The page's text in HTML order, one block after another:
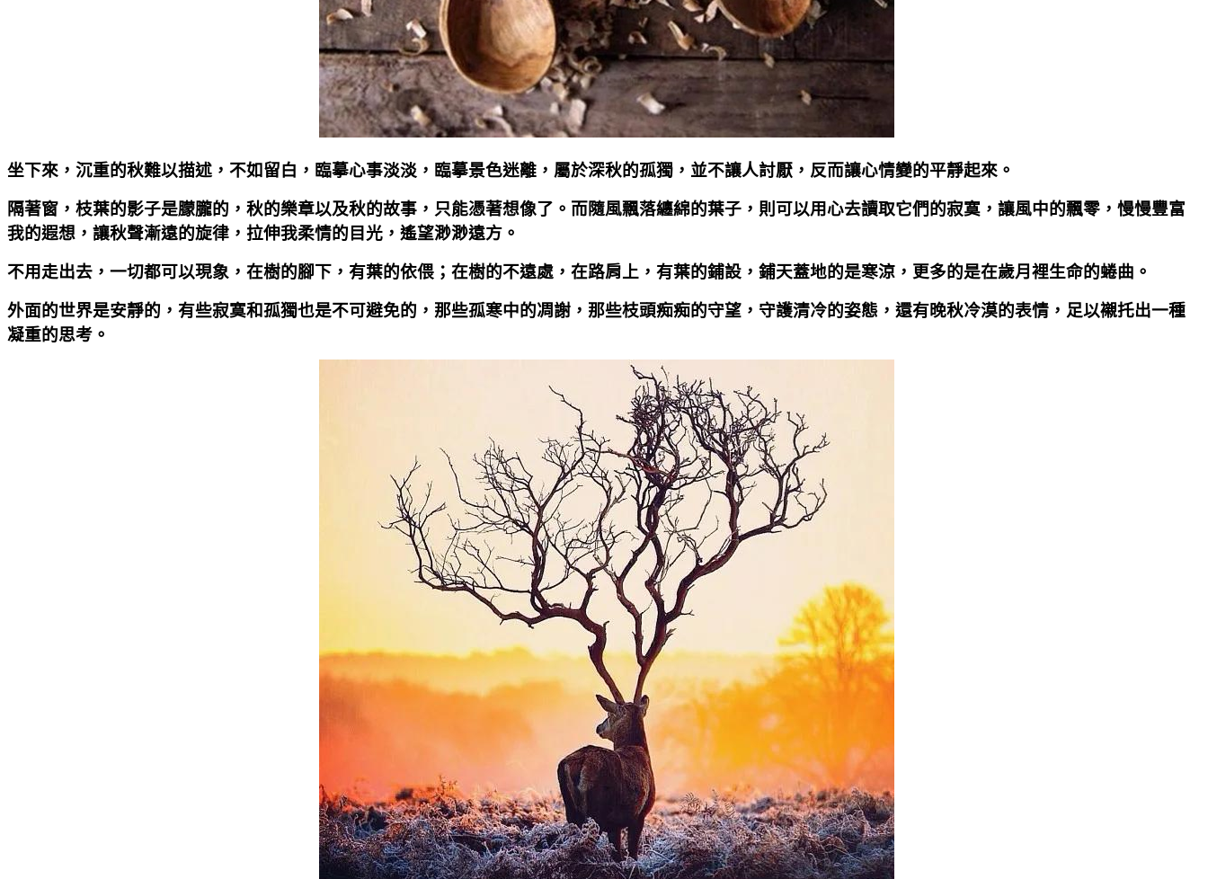
坐下來，沉重的秋難以描述，不如留白，臨摹心事淡淡，臨摹景色迷離，屬於深秋的孤獨，並不讓人討厭，反而讓心情變的平靜起來。
隔著窗，枝葉的影子是朦朧的，秋的樂章以及秋的故事，只能憑著想像了。而隨風飄落纏綿的葉子，則可以用心去讀取它們的寂寞，讓風中的飄零，慢慢豐富
我的遐想，讓秋聲漸遠的旋律，拉伸我柔情的目光，遙望渺渺遠方。
不用走出去，一切都可以現象，在樹的腳下，有葉的依偎；在樹的不遠處，在路肩上，有葉的鋪設，鋪天蓋地的是寒涼，更多的是在歲月裡生命的蜷曲。
外面的世界是安靜的，有些寂寞和孤獨也是不可避免的，那些孤寒中的凋謝，那些枝頭痴痴的守望，守護清冷的姿態，還有晚秋冷漠的表情，足以襯托出一種
凝重的思考。